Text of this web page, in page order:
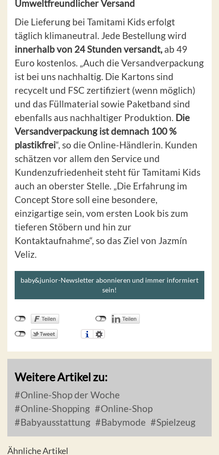
Umweltfreundlicher Versand
Die Lieferung bei Tamitami Kids erfolgt
täglich klimaneutral. Jede Bestellung wird
innerhalb von 24 Stunden versandt, ab 49
Euro kostenlos. „Auch die Versandverpackung
ist bei uns nachhaltig. Die Kartons sind
recycelt und FSC zertifiziert (wenn möglich)
und das Füllmaterial sowie Paketband sind
ebenfalls aus nachhaltiger Produktion. Die
Versandverpackung ist demnach 100 %
plastikfrei“, so die Online-Händlerin. Kunden
schätzen vor allem den Service und
Kundenzufriedenheit steht für Tamitami Kids
auch an oberster Stelle. „Die Erfahrung im
Concept Store soll eine besondere,
einzigartige sein, vom ersten Look bis zum
tieferen Stöbern und hin zur
Kontaktaufnahme“, so das Ziel von Jazmín
Veliz.
baby&junior-Newsletter abonnieren und immer informiert
sein!
Weitere Artikel zu:
Online-Shop der Woche
Online-Shopping
Online-Shop
Babyausstattung
Babymode Spielzeug
Ähnliche Artikel